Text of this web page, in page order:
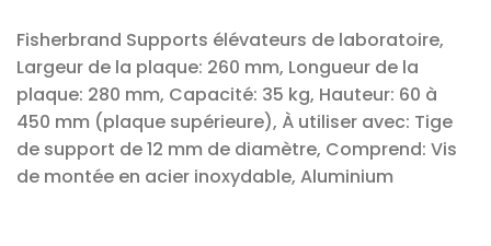
Fisherbrand Supports élévateurs de laboratoire,
Largeur de la plaque: 260 mm, Longueur de la
plaque: 280 mm, Capacité: 35 kg, Hauteur: 60 à
450 mm (plaque supérieure), À utiliser avec: Tige
de support de 12 mm de diamètre, Comprend: Vis
de montée en acier inoxydable, Aluminium